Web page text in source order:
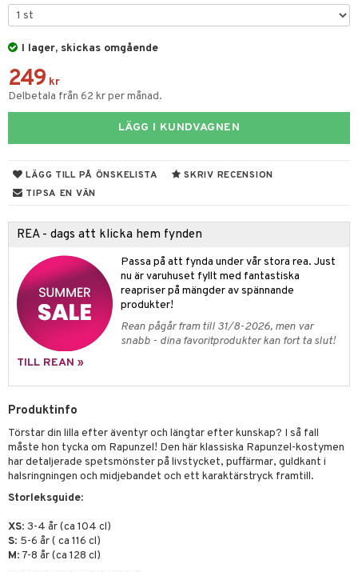
I lager, skickas omgående
249 kr
Delbetala från 62 kr per månad.
LÄGG I KUNDVAGNEN
LÄGG TILL PÅ ÖNSKELISTA
SKRIV RECENSION
TIPSA EN VÄN
REA - dags att klicka hem fynden
Passa på att fynda under vår stora rea. Just
nu är varuhuset fyllt med fantastiska
reapriser på mängder av spännande
produkter!
Rean pågår fram till 31/8-2026, men var
snabb - dina favoritprodukter kan fort ta slut!
TILL REAN »
Produktinfo
Törstar din lilla efter äventyr och längtar efter kunskap? I så fall
måste hon tycka om Rapunzel! Den här klassiska Rapunzel-kostymen
har detaljerade spetsmönster på livstycket, puffärmar, guldkant i
halsringningen och midjebandet och ett karaktärstryck framtill.
Storleksguide:
XS: 3-4 år (ca 104 cl)
S: 5-6 år ( ca 116 cl)
M: 7-8 år (ca 128 cl)
& Strumpor
leksaker
Builder
Pet Shop
- Hästar
Wild Life
Pets
Born
Prinsessor
Dollhouse
Friends
Barn
Love
Stockholm
Hoppetossa
Villa Villerkulla
& Gungdjur
Åberg
Prinsessor
Gris
Bluey
City
Classic
Creator
Disney
Disney Princess
DUPLO
Friends
& Köksredskap
leksaker
spel
bitar